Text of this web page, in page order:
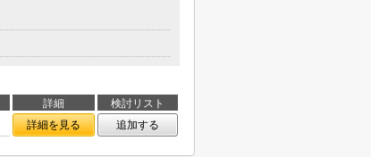
詳細
検討リスト
詳細を見る 追加する